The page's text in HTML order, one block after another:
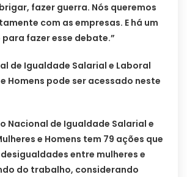
fazer guerra. Nós queremos
com as empresas. E há um
fazer esse debate.”
de Igualdade Salarial e Laboral
Homens pode ser acessado neste
Nacional de Igualdade Salarial e
e Homens tem 79 ações que
entre mulheres e
do trabalho, considerando